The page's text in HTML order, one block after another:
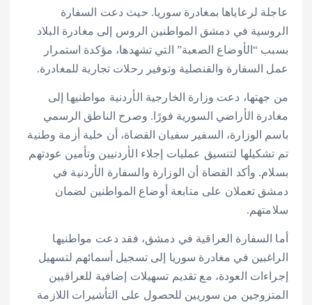
عاجلة لرعاياها بمغادرة سوريا. حيث دعت السفارة
الروسية في دمشق المواطنين الروس إلى مغادرة البلاد
بسبب “الأوضاع الصعبة” التي تشهدها، مؤكدة استمرار
عمل السفارة والقنصلية وتوفير رحلات تجارية للمغادرة.
من جهتها، دعت وزارة الخارجية الأردنية مواطنيها إلى
مغادرة الأراضي السورية فورًا. وصرح الناطق الرسمي
باسم الوزارة، السفير سفيان القضاة، أن خلية أزمة وطنية
تم تشكيلها لتنسيق عمليات إجلاء الأردنيين وتأمين عودتهم
بسلام. وأكد القضاة أن الوزارة والسفارة الأردنية في
دمشق تعملان على متابعة أوضاع المواطنين لضمان
سلامتهم.
أما السفارة العراقية في دمشق، فقد دعت مواطنيها
الراغبين في مغادرة سوريا إلى تسجيل أسمائهم لتسهيل
إجراءات العودة، مع تقديم تسهيلات إضافية للعراقيين
المتزوجين من سوريين للحصول على التأشيرات اللازمة